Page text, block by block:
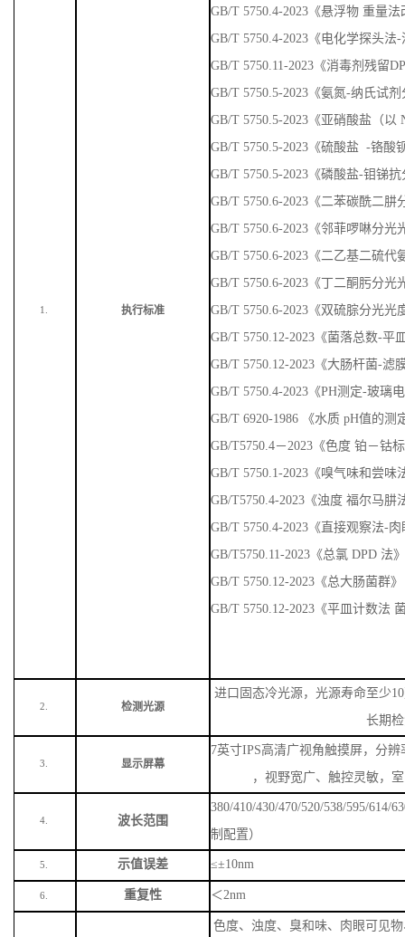
GB/T 5750.11-2023《消毒剂残留
GB/T 5750.5-2023《氨氮-纳氏试
GB/T 5750.5-2023《亚硝酸盐（
GB/T 5750.5-2023《硫酸盐 -铬酸
GB/T 5750.5-2023《磷酸盐-钼锑
GB/T 5750.6-2023《二苯碳酰二
GB/T 5750.6-2023《邻菲啰啉分光
GB/T 5750.6-2023《二乙基二硫
GB/T 5750.6-2023《丁二酮肟分光
GB/T 5750.6-2023《双硫腙分光光
GB/T 5750.12-2023《菌落总数-平
GB/T 5750.12-2023《大肠杆菌-滤
GB/T 5750.4-2023《PH测定-玻璃
GB/T 6920-1986 《水质 pH值的测
GB/T5750.4－2023《色度 铂－钴
GB/T 5750.1-2023《嗅气味和尝味
GB/T5750.4-2023《浊度 福尔马肼
GB/T 5750.4-2023《直接观察法-
GB/T5750.11-2023《总氯 DPD 法
GB/T 5750.12-2023《总大肠菌群》
GB/T 5750.12-2023《平皿计数法
3. 显示屏幕
7英寸IPS高清广视角触摸屏，分
，视野宽广、触控灵敏，
4. 波长范围
380/410/430/470/520/538/595/614/
制配置）
≤±10nm
＜2nm
色度、浊度、臭和味、肉眼可见物
发酚、清洁剂、游离氯、总氯、
盐、硫酸盐、氯化物、氟化物、